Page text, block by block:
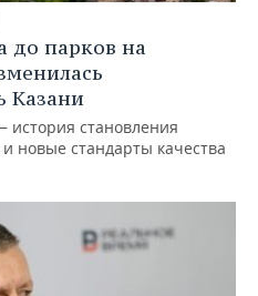
до парков на
Казани
становления
новые стандарты качества